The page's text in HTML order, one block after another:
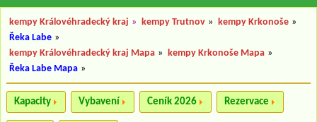
kempy Královéhradecký kraj » kempy Trutnov » kempy Krkonoše »
Řeka Labe »
kempy Královéhradecký kraj Mapa » kempy Krkonoše Mapa »
Řeka Labe Mapa »
Kapacity Vybavení Ceník 2026 Rezervace